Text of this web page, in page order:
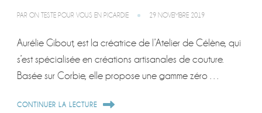
PAR ON TESTE POUR VOUS EN PICARDIE 29 NOVEMBRE 2019
Aurélie Gibout, est la créatrice de l’Atelier de Célène, qui
s’est spécialisée en créations artisanales de couture.
Basée sur Corbie, elle propose une gamme zéro …
CONTINUER LA LECTURE